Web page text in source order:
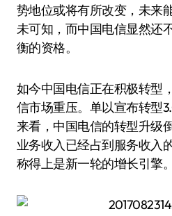
势地位或将有所改变，未来
未可知，而中国电信显然还
衡的资格。
如今中国电信正在积极转型
信市场重压。单以宣布转型
来看，中国电信的转型升级
业务收入已经占到服务收入
称得上是新一轮的增长引擎。